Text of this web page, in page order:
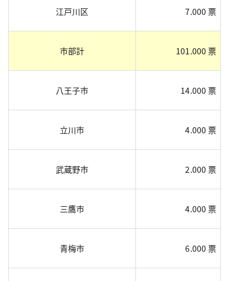
江戸川区 7.000 票
市部計 101.000 票
八王子市 14.000 票
立川市 4.000 票
武蔵野市 2.000 票
三鷹市 4.000 票
青梅市 6.000 票